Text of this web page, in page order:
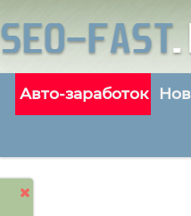
Авто-заработок